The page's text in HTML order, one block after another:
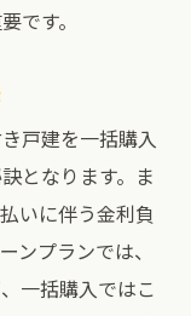
です。
戸建を一括購入
となります。ま
いに伴う金利負
ンプランでは、
一括購入ではこ